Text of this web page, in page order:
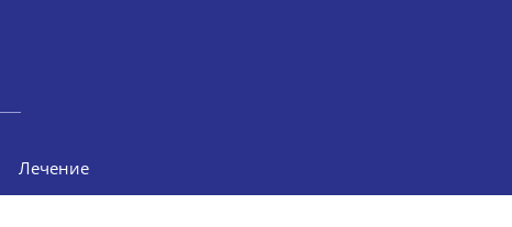
Лечение